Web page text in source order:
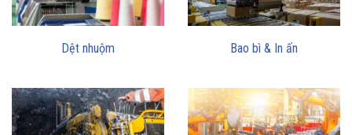
Dệt nhuộm Bao bì & In ấn